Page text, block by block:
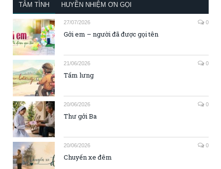
TÂM TÌNH HUYỀN NHIỆM ƠN GỌI
27/07/2026 0
Gởi em – người đã được gọi tên
21/06/2026 0
Tấm lưng
20/06/2026 0
Thư gởi Ba
20/06/2026 0
Chuyến xe đêm